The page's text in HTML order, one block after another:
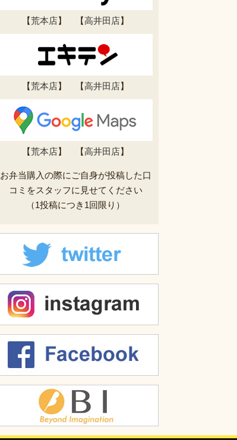
【荒本店】 【高井田店】
【荒本店】 【高井田店】
【荒本店】 【高井田店】
お弁当購入の際にご自身が投稿した口
コミをスタッフに見せてください
（1投稿につき1回限り）